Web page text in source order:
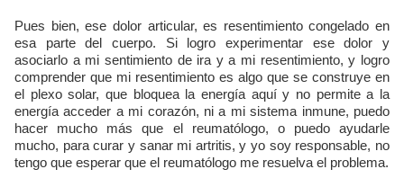
Pues bien, ese dolor articular, es resentimiento congelado en
esa parte del cuerpo. Si logro experimentar ese dolor y
asociarlo a mi sentimiento de ira y a mi resentimiento, y logro
comprender que mi resentimiento es algo que se construye en
el plexo solar, que bloquea la energía aquí y no permite a la
energía acceder a mi corazón, ni a mi sistema inmune, puedo
hacer mucho más que el reumatólogo, o puedo ayudarle
mucho, para curar y sanar mi artritis, y yo soy responsable, no
tengo que esperar que el reumatólogo me resuelva el problema.